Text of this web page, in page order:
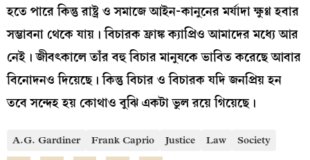
হতে পারে কিন্তু রাষ্ট্র ও সমাজে আইন-কানুনের মর্যাদা ক্ষুণ্ণ হবার
সম্ভাবনা থেকে যায়। বিচারক ফ্রাঙ্ক ক্যাপ্রিও আমাদের মধ্যে আর
নেই। জীবৎকালে তাঁর বহু বিচার মানুষকে ভাবিত করেছে আবার
বিনোদনও দিয়েছে। কিন্তু বিচার ও বিচারক যদি জনপ্রিয় হন
তবে সন্দেহ হয় কোথাও বুঝি একটা ভুল রয়ে গিয়েছে।
A.G. Gardiner Frank Caprio Justice Law Society